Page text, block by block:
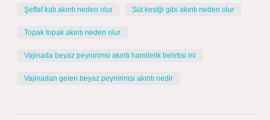
Şeffaf katı akıntı neden olur Süt kesiği gibi akıntı neden olur
Topak topak akıntı neden olur
Vajinada beyaz peynirimsi akıntı hamilelik belirtisi mi
Vajinadan gelen beyaz peynirimsi akıntı nedir